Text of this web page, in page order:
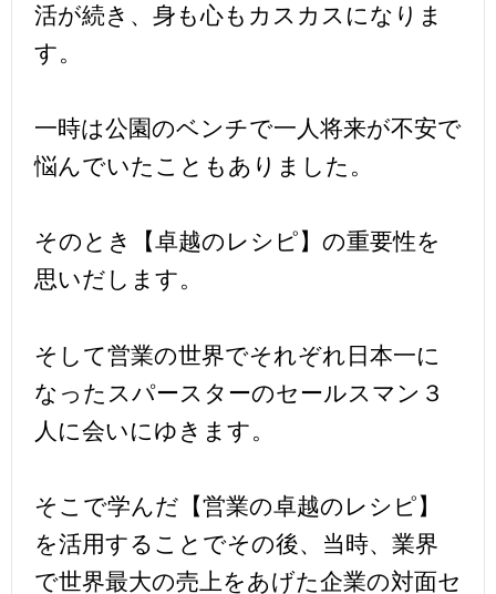
活が続き、身も心もカスカスになりま
す。
一時は公園のベンチで一人将来が不安で
悩んでいたこともありました。
そのとき【卓越のレシピ】の重要性を
思いだします。
そして営業の世界でそれぞれ日本一に
なったスパースターのセールスマン３
人に会いにゆきます。
そこで学んだ【営業の卓越のレシピ】
を活用することでその後、当時、業界
で世界最大の売上をあげた企業の対面セ